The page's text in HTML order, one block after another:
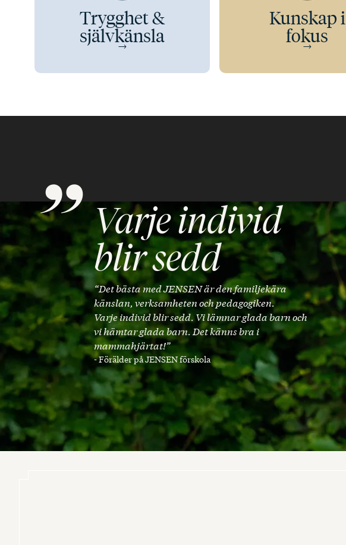
Trygghet &
självkänsla
Kunskap i
fokus
Varje individ
blir sedd
“Det bästa med JENSEN är den familjekära
känslan, verksamheten och pedagogiken.
Varje individ blir sedd. Vi lämnar glada barn och
vi hämtar glada barn. Det känns bra i
mammahjärtat!”
- Förälder på JENSEN förskola